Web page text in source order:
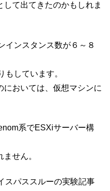
て出てきたのかもしれま
インスタンス数が６～８
しています。
においては、仮想マシンに
系でESXiサーバー構
せん。
スパススルーの実験記事